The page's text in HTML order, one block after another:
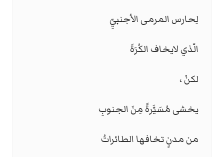
لِحارس المرمى الأجنبيِّ
الّذي لايخاف الكُرَةَ
لكنْ ،
يخشى مُسَيَّرةً مِنَ الجنوبِ
من مدنٍ تخافها الطائراتُ